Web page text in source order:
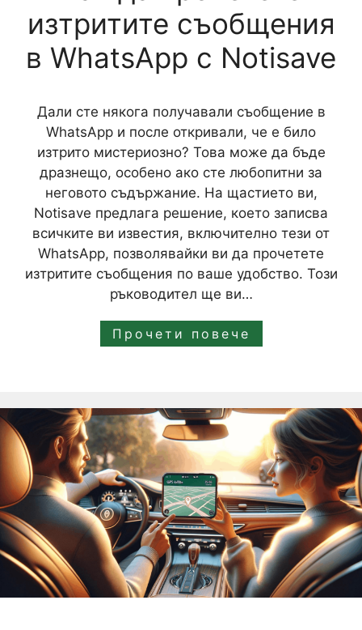
изтритите съобщения
в WhatsApp с Notisave
Дали сте някога получавали съобщение в
WhatsApp и после откривали, че е било
изтрито мистериозно? Това може да бъде
дразнещо, особено ако сте любопитни за
неговото съдържание. На щастието ви,
Notisave предлага решение, което записва
всичките ви известия, включително тези от
WhatsApp, позволявайки ви да прочетете
изтритите съобщения по ваше удобство. Този
ръководител ще ви…
Прочети повече